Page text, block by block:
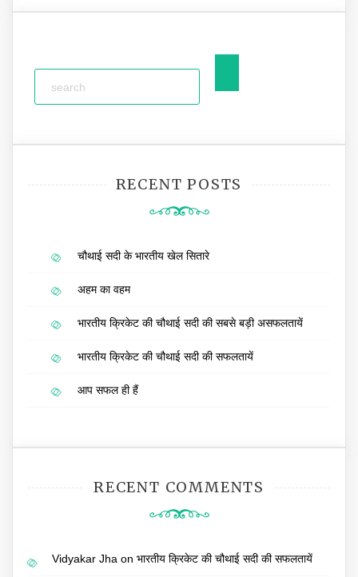
RECENT POSTS
चौथाई सदी के भारतीय खेल सितारे
अहम का वहम
भारतीय क्रिकेट की चौथाई सदी की सबसे बड़ी असफलतायें
भारतीय क्रिकेट की चौथाई सदी की सफलतायें
आप सफल ही हैं
RECENT COMMENTS
Vidyakar Jha on भारतीय क्रिकेट की चौथाई सदी की सफलतायें